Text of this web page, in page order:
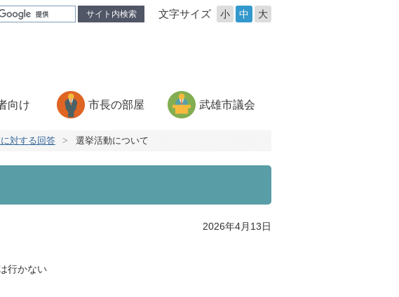
サイト内検索 文字サイズ 小 中 大
向け 市長の部屋 武雄市議会
対する回答 > 選挙活動について
2026年4月13日
行かない